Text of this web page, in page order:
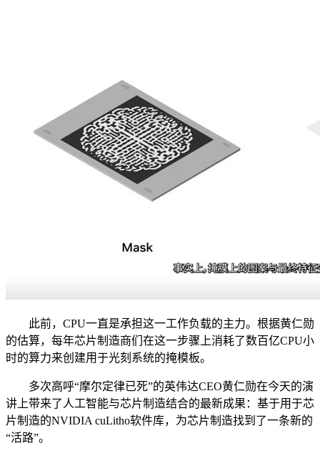
此前，CPU一直是承担这一工作负载的主力。根据黄仁勋
的估算，每年芯片制造商们在这一步骤上消耗了数百亿CPU小
时的算力来创建用于光刻系统的掩模板。
多次高呼“摩尔定律已死”的英伟达CEO黄仁勋在今天的演
讲上带来了人工智能与芯片制造结合的最新成果：基于用于芯
片制造的NVIDIA cuLitho软件库，为芯片制造找到了一条新的
“活路”。